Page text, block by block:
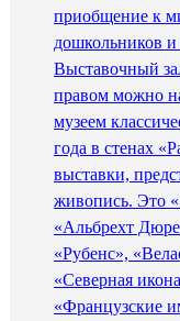
приобщение к
дошкольников
Выставочный
правом можно
музеем
года в стенах
выставки,
живопись. Это
«Альбрехт
«Рубенс»,
«Северная
«Французские